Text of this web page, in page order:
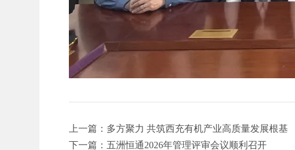
上一篇：多方聚力 共筑西充有机产业高质量发展根基
下一篇：五洲恒通2026年管理评审会议顺利召开